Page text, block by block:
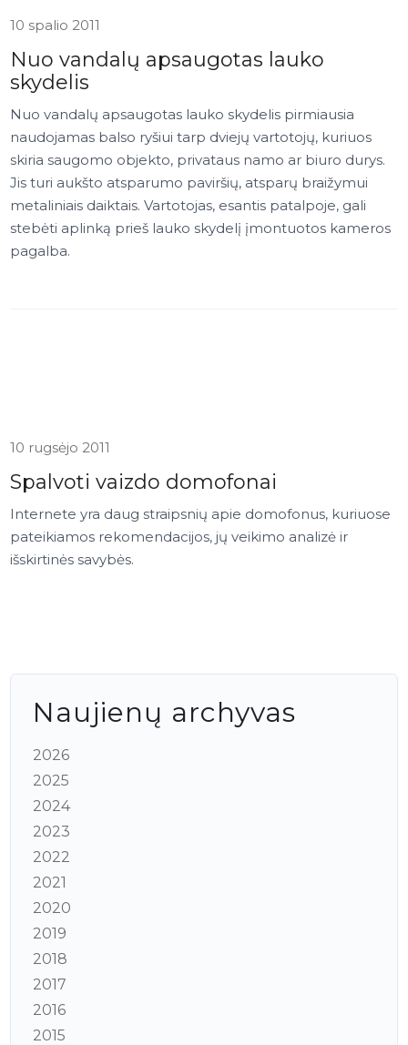
10 spalio 2011
Nuo vandalų apsaugotas lauko
skydelis
Nuo vandalų apsaugotas lauko skydelis pirmiausia
naudojamas balso ryšiui tarp dviejų vartotojų, kuriuos
skiria saugomo objekto, privataus namo ar biuro durys.
Jis turi aukšto atsparumo paviršių, atsparų braižymui
metaliniais daiktais. Vartotojas, esantis patalpoje, gali
stebėti aplinką prieš lauko skydelį įmontuotos kameros
pagalba.
10 rugsėjo 2011
Spalvoti vaizdo domofonai
Internete yra daug straipsnių apie domofonus, kuriuose
pateikiamos rekomendacijos, jų veikimo analizė ir
išskirtinės savybės.
Naujienų archyvas
2026
2025
2024
2023
2022
2021
2020
2019
2018
2017
2016
2015